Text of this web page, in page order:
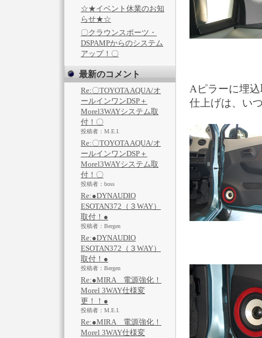
☆★イベント休業のお知
らせ★☆
〇クラウンスポーツ・
DSPAMPからのシステム
アップ！〇
最新のコメント
Re:〇TOYOTA AQUA/オ
ールインワンDSP＋
Morel3WAYシステム取
付！〇
投稿者：M.E.I.
Re:〇TOYOTA AQUA/オ
ールインワンDSP＋
Morel3WAYシステム取
付！〇
投稿者：boss
Re:●DYNAUDIO
ESOTAN372（３WAY）
取付！●
投稿者：Bergen
Re:●DYNAUDIO
ESOTAN372（３WAY）
取付！●
投稿者：Bergen
Re:●MIRA 電源強化！
Morel 3WAY仕様変
更！！●
投稿者：M.E.I.
Re:●MIRA 電源強化！
Morel 3WAY仕様変
Aピラーに埋
仕上げは、い